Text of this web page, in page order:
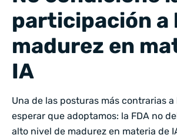
participación a
madurez en
IA
Una de las posturas más contrarias
esperar que adoptamos: la FDA no
alto nivel de madurez en materia de